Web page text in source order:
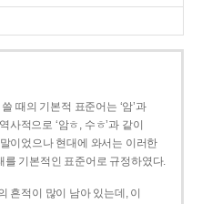
때의 기본적 표준어는 ‘암’과
사적으로 ‘암ㅎ, 수ㅎ’과 같이
이었으나 현대에 와서는 이러한
를 기본적인 표준어로 규정하였다.
흔적이 많이 남아 있는데, 이